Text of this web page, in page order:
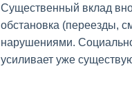
Существенный вклад
обстановка (переезды,
нарушениями.
усиливает уже